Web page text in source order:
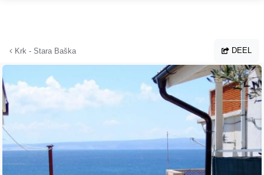
Krk - Stara Baška DEEL